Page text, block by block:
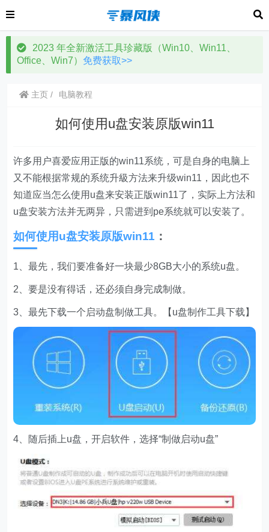
2023 年全新激活工具珍藏版（Win10、Win11、
Office、Win7） 免费获取>>
主页 电脑教程
如何使用u盘安装原版win11
许多用户喜爱应用正版的win11系统，可是自身的电脑上
又不能根据常规的系统升級方法来升级win11，因此也不
知道应当怎么使用u盘来安装正版win11了，实际上方法和
u盘安装方法并无两异，只需进到pe系统就可以安装了。
如何使用u盘安装原版win11 ：
1、最先，我们要准备好一块最少8GB大小的系统u盘。
2、要是没有得话，还必须自身完成制做。
3、最先下载一个启动盘制做工具。【u盘制作工具下载】
4、随后插上u盘，开启软件，选择“制做启动u盘”